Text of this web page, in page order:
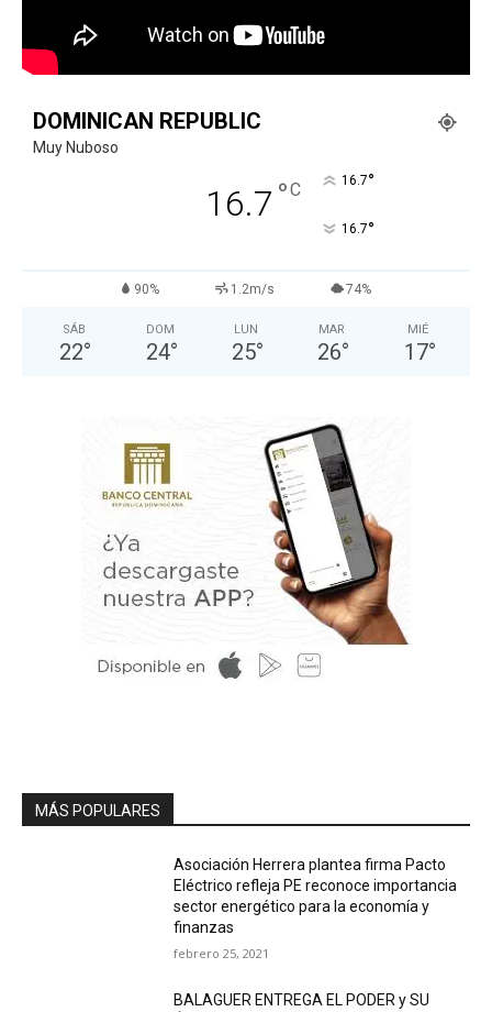
DOMINICAN REPUBLIC
Muy Nuboso
16.7 °C 16.7°
16.7°
90% 1.2m/s 74%
SÁB
22°
DOM
24°
LUN
25°
MAR
26°
MIÉ
17°
MÁS POPULARES
Asociación Herrera plantea firma Pacto
Eléctrico refleja PE reconoce importancia
sector energético para la economía y
finanzas
febrero 25, 2021
BALAGUER ENTREGA EL PODER y SU